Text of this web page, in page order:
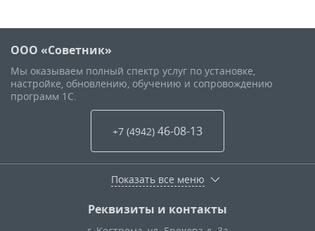
ООО «Советник»
Мы оказываем полный спектр услуг по установке,
настройке, обновлению, обучению и сопровождению
программ 1С.
+7 (4942) 46-08-13
Показать все меню
Реквизиты и контакты